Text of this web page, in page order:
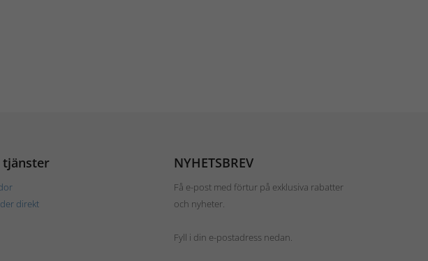
tjänster
direkt
NYHETSBREV
Få e-post med förtur på exklusiva rabatter
och nyheter.
Fyll i din e-postadress nedan.